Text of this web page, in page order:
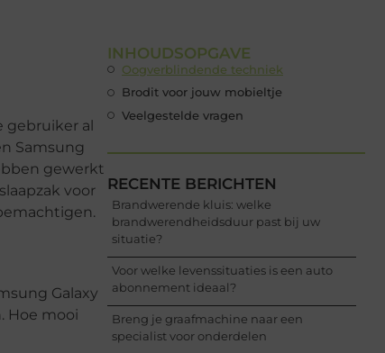
gebruiker al
Samsung
gewerkt
voor
Galaxy
Hoe mooi
INHOUDSOPGAVE
Oogverblindende techniek
Brodit voor jouw mobieltje
Veelgestelde vragen
RECENTE BERICHTEN
Brandwerende kluis: welke
brandwerendheidsduur past bij uw
situatie?
Voor welke levenssituaties is een auto
abonnement ideaal?
Breng je graafmachine naar een
specialist voor onderdelen